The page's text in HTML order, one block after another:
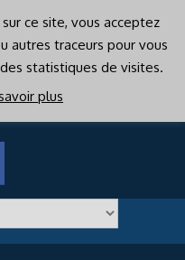
ce site, vous acceptez
autres traceurs pour vous
statistiques de visites.
plus